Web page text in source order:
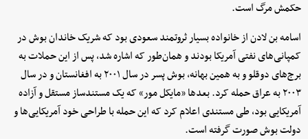
حکمش مرگ است.
اسامه بن لادن از خانواده بسیار ثروتمند سعودی بود که شریک خاندان بوش در
کمپانی‌های نفتی آمریکا بودند و همان‌طور که اشاره شد، پس از این حملات به
برج‌های دوقلو و به همین بهانه، بوش پسر در سال ۲۰۰۱ به افغانستان و در سال
۲۰۰۳ به عراق حمله کرد. بعدها «مایکل مور» که یک مستندساز مستقل و آزاده
آمریکایی بود، طی مستندی اعلام کرد که این حمله با طراحی خود آمریکایی‌ها و
دولت بوش صورت گرفته است.